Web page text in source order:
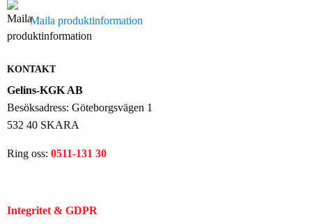
Maila produktinformation
KONTAKT
Gelins-KGK AB
Besöksadress: Göteborgsvägen 1
532 40 SKARA
Ring oss: 0511-131 30
Integritet & GDPR